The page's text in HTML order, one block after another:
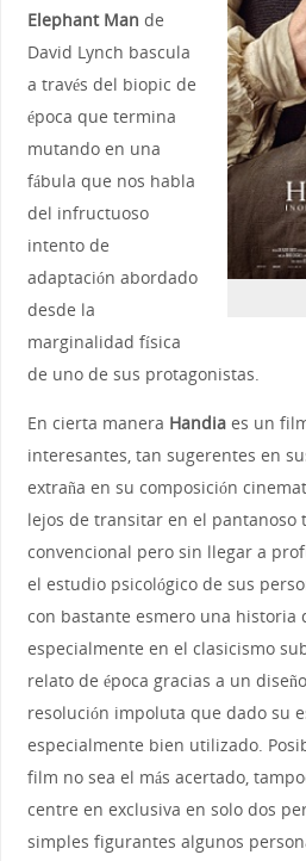
Elephant Man de
David Lynch bascula
a través del biopic de
época que termina
mutando en una
fábula que nos habla
del infructuoso
intento de
adaptación abordado
desde la
marginalidad física
de uno de sus protagonistas.
En cierta manera Handiaes un
interesantes, tan sugerentes en
extraña en su composición
lejos de transitar en el pantanoso
convencional pero sin llegar a
el estudio psicológico de sus
con bastante esmero una historia
especialmente en el clasicismo
relato de época gracias a un
resolución impoluta que dado su
especialmente bien utilizado.
film no sea el más acertado,
centre en exclusiva en solo dos
simples figurantes algunos